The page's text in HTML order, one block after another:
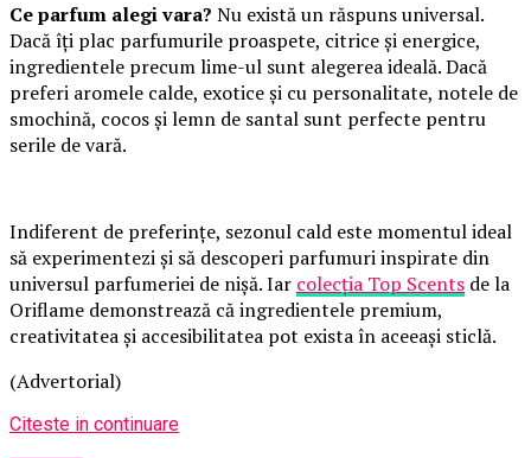
Ce parfum alegi vara? Nu există un răspuns universal.
Dacă îți plac parfumurile proaspete, citrice și energice,
ingredientele precum lime-ul sunt alegerea ideală. Dacă
preferi aromele calde, exotice și cu personalitate, notele de
smochină, cocos și lemn de santal sunt perfecte pentru
serile de vară.
Indiferent de preferințe, sezonul cald este momentul ideal
să experimentezi și să descoperi parfumuri inspirate din
universul parfumeriei de nișă. Iar colecția Top Scents de la
Oriflame demonstrează că ingredientele premium,
creativitatea și accesibilitatea pot exista în aceeași sticlă.
(Advertorial)
Citeste in continuare